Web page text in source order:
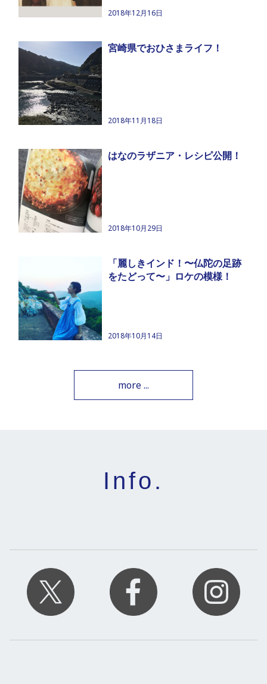
2018年12月16日
宮崎県でおひさまライフ！
2018年11月18日
はなのラザニア・レシピ公開！
2018年10月29日
「麗しきインド！〜仏陀の足跡
をたどって〜」ロケの模様！
2018年10月14日
more ...
Info.